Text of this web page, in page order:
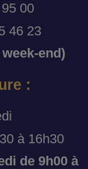
00
46 23
end)
:
à 16h30
de 9h00 à